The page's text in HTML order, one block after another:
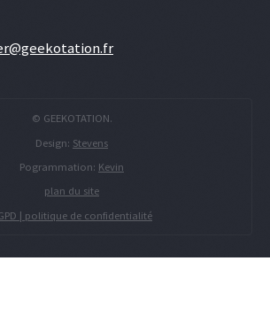
© GEEKOTATION.
Design: Stevens
Pogrammation: Kevin
plan du site
| politique de confidentialité